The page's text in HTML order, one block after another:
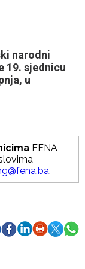
narodni
19. sjednicu
u
FENA
.